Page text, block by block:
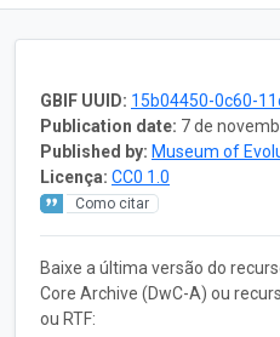
GBIF UUID: 15b04450-0c60-
Publication date: 7 de
Published by: Museum of
Licença: CC0 1.0
Como citar
Baixe a última versão do
Core Archive (DwC-A) ou
ou RTF: